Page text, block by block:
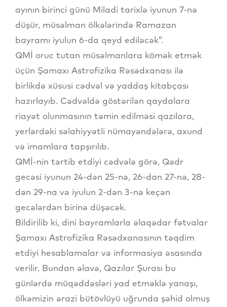
ayının birinci günü Miladi tarixlə iyunun 7-nə
düşür, müsəlman ölkələrində Ramazan
bayramı iyulun 6-da qeyd ediləcək”.
QMİ oruc tutan müsəlmanlara kömək etmək
üçün Şamaxı Astrofizika Rəsədxanası ilə
birlikdə xüsusi cədvəl və yaddaş kitabçası
hazırlayıb. Cədvəldə göstərilən qaydalara
riayət olunmasının təmin edilməsi qazılara,
yerlərdəki səlahiyyətli nümayəndələrə, axund
və imamlara tapşırılıb.
QMİ-nin tərtib etdiyi cədvələ görə, Qədr
gecəsi iyunun 24-dən 25-nə, 26-dan 27-nə, 28-
dən 29-na və iyulun 2-dən 3-nə keçən
gecələrdən birinə düşəcək.
Bildirilib ki, dini bayramlarla əlaqədar fətvalar
Şamaxı Astrofizika Rəsədxanasının təqdim
etdiyi hesablamalar və informasiya əsasında
verilir. Bundan əlavə, Qazılar Şurası bu
günlərdə müqəddəsləri yad etməklə yanaşı,
ölkəmizin ərazi bütövlüyü uğrunda şəhid olmuş